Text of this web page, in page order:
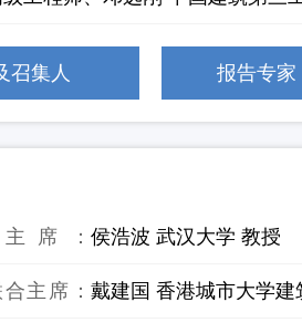
召集人 报告专家
席： 侯浩波 武汉大学 教授
主席： 戴建国 香港城市大学